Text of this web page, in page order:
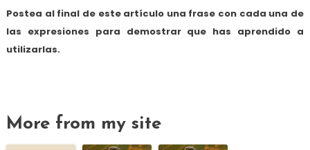
Postea al final de este artículo una frase con cada una de
las expresiones para demostrar que has aprendido a
utilizarlas.
More from my site